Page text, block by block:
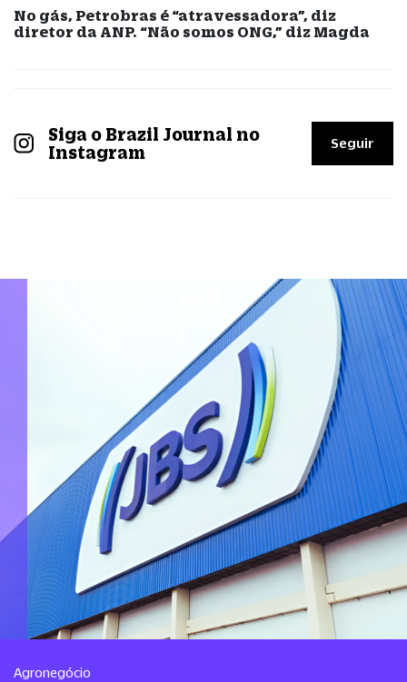
No gás, Petrobras é “atravessadora”, diz
diretor da ANP. “Não somos ONG,” diz Magda
Siga o Brazil Journal no
Instagram
Seguir
Agronegócio